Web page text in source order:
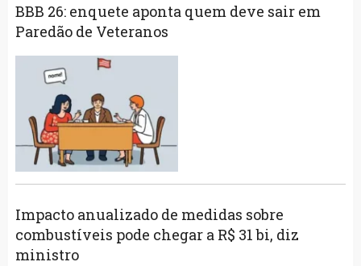
BBB 26: enquete aponta quem deve sair em
Paredão de Veteranos
Impacto anualizado de medidas sobre
combustíveis pode chegar a R$ 31 bi, diz
ministro